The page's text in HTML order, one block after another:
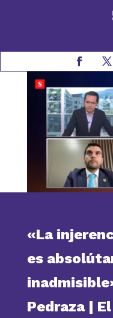
«La
es
Pedraza |